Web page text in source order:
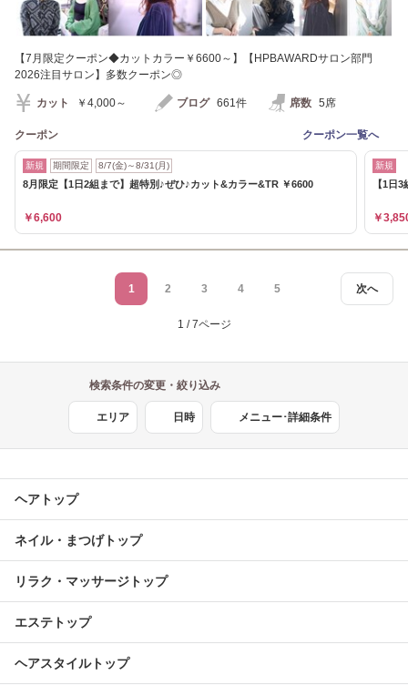
【7月限定クーポン◆カットカラー￥6600～】【HPBAWARDサロン部門
2026注目サロン】多数クーポン◎
カット ￥4,000～ ブログ 661件 席数 5席
クーポン クーポン一覧へ
新規 期間限定 8/7(金)～8/31(月)
8月限定【1日2組まで】超特別♪ぜひ♪カット&カラー&TR ￥6600
￥6,600
新規
【1日
￥
次へ
1 2 3 4 5
1 / 7ページ
検索条件の変更・絞り込み
エリア 日時 メニュー･詳細条件
ヘアトップ
ネイル・まつげトップ
リラク・マッサージトップ
エステトップ
ヘアスタイルトップ